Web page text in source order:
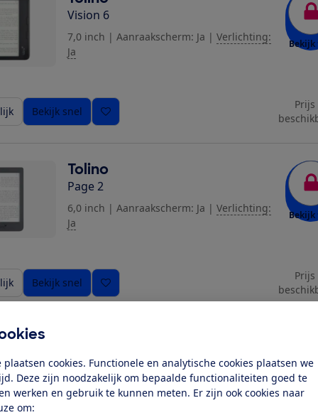
plaatsen cookies. Functionele en analytische cookies plaatsen we
Deze zijn noodzakelijk om bepaalde functionaliteiten goed te
werken en gebruik te kunnen meten. Er zijn ook cookies naar
om:
toe
Vision 6
7,0 inch | Aanraakscherm: Ja | Verlichting:
Ja
Bekijk
Bekijk snel
Tolino
Page 2
6,0 inch | Aanraakscherm: Ja | Verlichting:
Ja
Bekijk
Bekijk snel
Vision 5
7,0 inch | Aanraakscherm: Ja | Verlichting:
Ja